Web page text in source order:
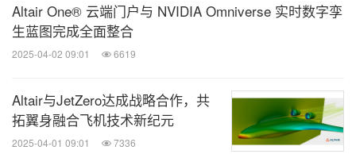
Altair One® 云端门户与 NVIDIA Omniverse 实时数字孪
生蓝图完成全面整合
2025-04-02 09:01 6619
Altair与JetZero达成战略合作，共
拓翼身融合飞机技术新纪元
2025-04-01 09:01 7336